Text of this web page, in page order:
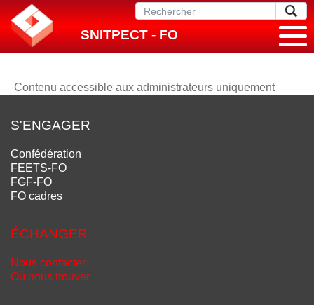
SNITPECT - FO
Contenu accessible aux administrateurs uniquement
S'ENGAGER
Confédération
FEETS-FO
FGF-FO
FO cadres
ÉCHANGER
Nous contacter
Où nous trouver